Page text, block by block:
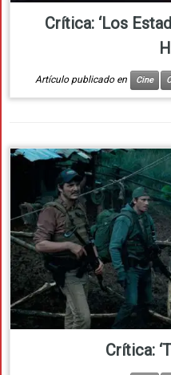
Crítica: ‘Los
Artículo publicado en Cine
Crítica: